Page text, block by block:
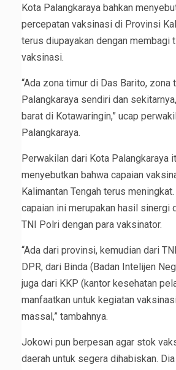
Kota Palangkaraya bahkan
percepatan vaksinasi di Provinsi
terus diupayakan dengan membagi
vaksinasi.
“Ada zona timur di Das Barito, zona
Palangkaraya sendiri dan
barat di Kotawaringin,” ucap
Palangkaraya.
Perwakilan dari Kota Palangkaraya
menyebutkan bahwa capaian
Kalimantan Tengah terus
capaian ini merupakan hasil sinergi
TNI Polri dengan para vaksinator.
“Ada dari provinsi, kemudian dari
DPR, dari Binda (Badan Intelijen
juga dari KKP (kantor kesehatan
manfaatkan untuk kegiatan
massal,” tambahnya.
Jokowi pun berpesan agar stok
daerah untuk segera dihabiskan.